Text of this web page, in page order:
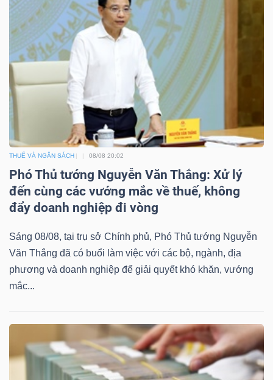
THUẾ VÀ NGÂN SÁCH 08/08 20:02
Phó Thủ tướng Nguyễn Văn Thắng: Xử lý
đến cùng các vướng mắc về thuế, không
đẩy doanh nghiệp đi vòng
Sáng 08/08, tại trụ sở Chính phủ, Phó Thủ tướng Nguyễn
Văn Thắng đã có buổi làm việc với các bộ, ngành, địa
phương và doanh nghiệp để giải quyết khó khăn, vướng
mắc...
NĂNG
LƯỢNG
LIỆU
NGHIỆP
KHÔNG